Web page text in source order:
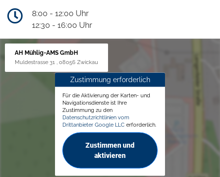
8:00 - 12:00 Uhr
12:30 - 16:00 Uhr
AH Mühlig-AMS GmbH
Muldestrasse 31 , 08056 Zwickau
Zustimmung erforderlich
Für die Aktivierung der Karten- und
Navigationsdienste ist Ihre
Zustimmung zu den
Datenschutzrichtlinien vom
Drittanbieter Google LLC erforderlich.
Zustimmen und
aktivieren